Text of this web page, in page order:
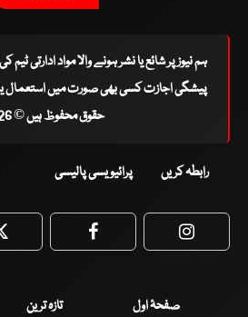
ہم نیوز پر شائع یا نشر ہونے والا مواد ادارتی
پیشگی اجازت کسی بھی صورت میں استعمال یا
حقوق محفوظ ہیں © 2026
رابطہ کریں پرائیویسی پالیسی
Twitter Facebook
صفحۂ اول تازہ ترین